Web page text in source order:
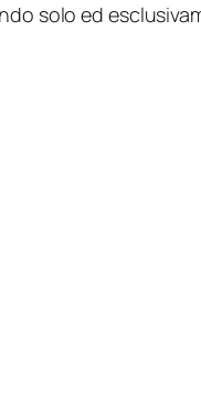
solo ed